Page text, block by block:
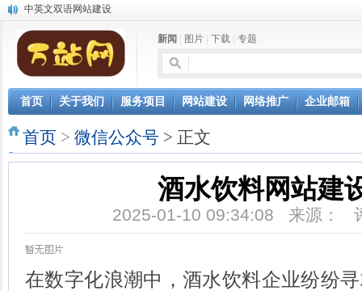
中英文双语网站建设
微信小程序开发
微信公众号开发 | 微站 | 微商城_微信网站建设
新闻 图片 下载 专题
首页 关于我们 服务项目 网站建设 网络推广 企业邮箱
首页 > 微信公众号 > 正文
酒水饮料网站建
2025-01-10 09:34:08 来源：
在数字化浪潮中，酒水饮料企业纷纷